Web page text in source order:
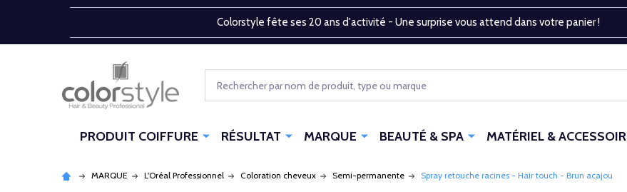
Colorstyle fête ses 20 ans d'activité - Une surprise vous attend dans votre panier !
PRODUIT COIFFURE RÉSULTAT MARQUE BEAUTÉ & SPA MATÉRIEL &
MARQUE L'Oréal Professionnel Coloration cheveux Semi-permanente Spray retouche racines - Hair touch - Brun acajou